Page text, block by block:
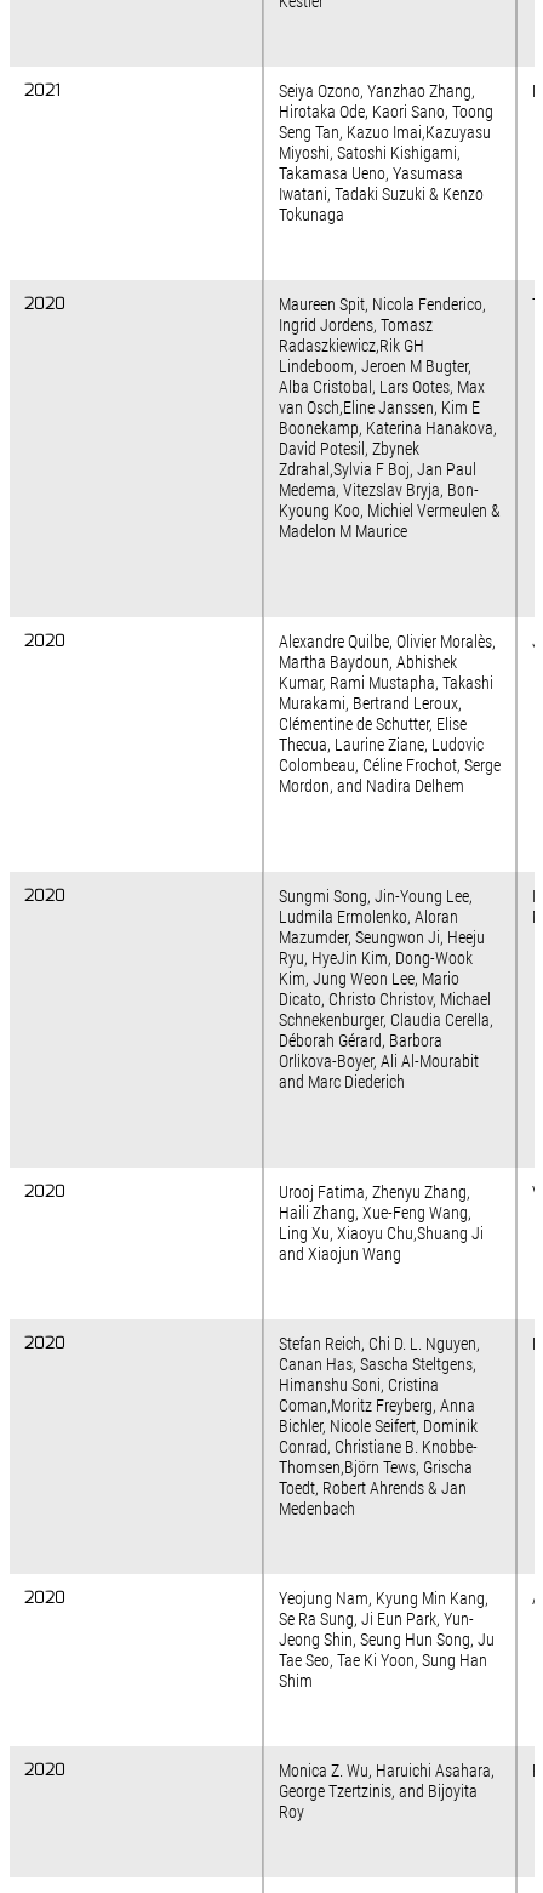
2021
2020
2020
2020
2020
2020
2020
2020
2021
Seiya Ozono, Yanzhao Zhang,
Hirotaka Ode, Kaori Sano, Toong
Seng Tan, Kazuo Imai,Kazuyasu
Miyoshi, Satoshi Kishigami,
Takamasa Ueno, Yasumasa
Iwatani, Tadaki Suzuki & Kenzo
Tokunaga
2020
Maureen Spit, Nicola Fenderico,
Ingrid Jordens, Tomasz
Radaszkiewicz,Rik GH
Lindeboom, Jeroen M Bugter,
Alba Cristobal, Lars Ootes, Max
van Osch,Eline Janssen, Kim E
Boonekamp, Katerina Hanakova,
David Potesil, Zbynek
Zdrahal,Sylvia F Boj, Jan Paul
Medema, Vitezslav Bryja, Bon-
Kyoung Koo, Michiel Vermeulen &
Madelon M Maurice
2020
Alexandre Quilbe, Olivier Moralès,
Martha Baydoun, Abhishek
Kumar, Rami Mustapha, Takashi
Murakami, Bertrand Leroux,
Clémentine de Schutter, Elise
Thecua, Laurine Ziane, Ludovic
Colombeau, Céline Frochot, Serge
Mordon, and Nadira Delhem
2020
Sungmi Song, Jin-Young Lee,
Ludmila Ermolenko, Aloran
Mazumder, Seungwon Ji, Heeju
Ryu, HyeJin Kim, Dong-Wook
Kim, Jung Weon Lee, Mario
Dicato, Christo Christov, Michael
Schnekenburger, Claudia Cerella,
Déborah Gérard, Barbora
Orlikova-Boyer, Ali Al-Mourabit
and Marc Diederich
2020
Urooj Fatima, Zhenyu Zhang,
Haili Zhang, Xue-Feng Wang,
Ling Xu, Xiaoyu Chu,Shuang Ji
and Xiaojun Wang
2020
Stefan Reich, Chi D. L. Nguyen,
Canan Has, Sascha Steltgens,
Himanshu Soni, Cristina
Coman,Moritz Freyberg, Anna
Bichler, Nicole Seifert, Dominik
Conrad, Christiane B. Knobbe-
Thomsen,Björn Tews, Grischa
Toedt, Robert Ahrends & Jan
Medenbach
2020
Yeojung Nam, Kyung Min Kang,
Se Ra Sung, Ji Eun Park, Yun-
Jeong Shin, Seung Hun Song, Ju
Tae Seo, Tae Ki Yoon, Sung Han
Shim
2020
Monica Z. Wu, Haruichi Asahara,
George Tzertzinis, and Bijoyita
Roy